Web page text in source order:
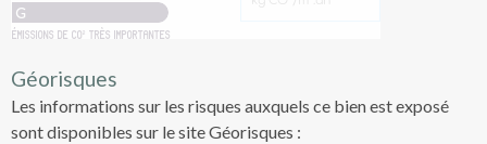
Géorisques
Les informations sur les risques auxquels ce bien est exposé
sont disponibles sur le site Géorisques :